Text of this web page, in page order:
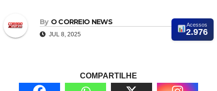
By O CORREIO NEWS
JUL 8, 2025
Acessos
2.976
COMPARTILHE